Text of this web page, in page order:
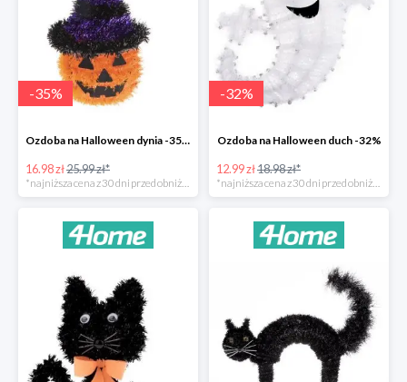
-35%
Ozdoba na Halloween dynia -35%
16.98 zł25.99 zł*
*najniższa cena z 30 dni przed obniżką
-32%
Ozdoba na Halloween duch -32%
12.99 zł18.98 zł*
*najniższa cena z 30 dni przed obniżką